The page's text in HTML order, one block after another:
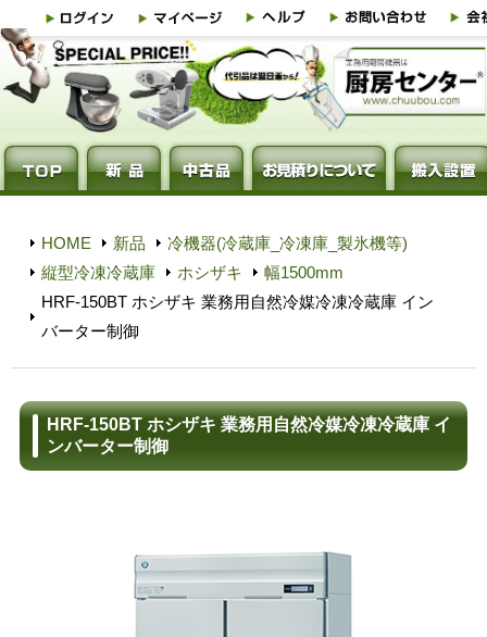
HOME 新品
冷機器(冷蔵庫_冷凍庫_製氷機等)
縦型冷凍冷蔵庫
ホシザキ
幅1500mm
HRF-150BT ホシザキ 業務用自然冷媒冷凍冷蔵庫 イン
バーター制御
HRF-150BT ホシザキ 業務用自然冷媒冷凍冷蔵庫 イ
ンバーター制御